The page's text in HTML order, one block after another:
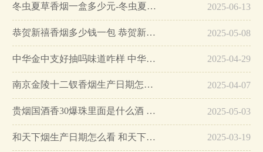
冬虫夏草香烟一盒多少元-冬虫夏草香烟一盒多少元2025最新价格… 2025-06-13
恭贺新禧香烟多少钱一包 恭贺新禧香烟价格表和图片… 2025-05-08
中华金中支好抽吗味道咋样 中华金中支口感特点介绍… 2025-04-29
南京金陵十二钗香烟生产日期怎么看 南京金陵十二钗香烟保质期… 2025-04-07
贵烟国酒香30爆珠里面是什么酒 贵烟国酒香30怎么辨别真假… 2025-05-03
和天下烟生产日期怎么看 和天下烟真假辨别方法六个方面… 2025-03-19